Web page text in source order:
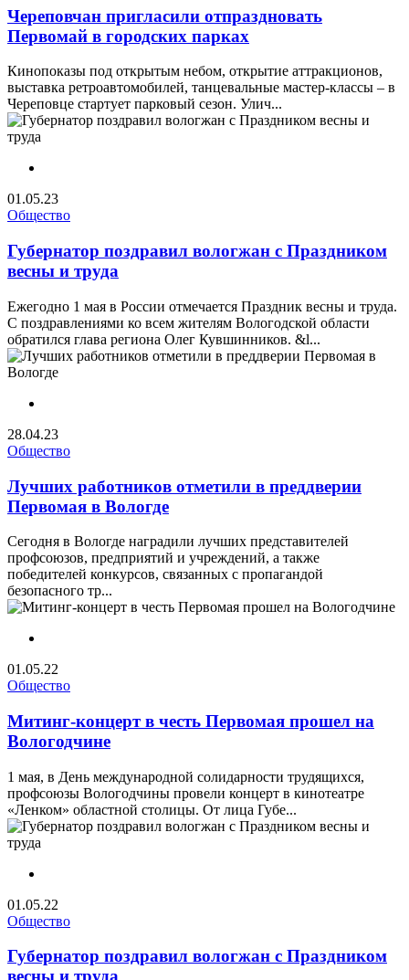
Череповчан пригласили отпраздновать
Первомай в городских парках
Кинопоказы под открытым небом, открытие аттракционов,
выставка ретроавтомобилей, танцевальные мастер-классы – в
Череповце стартует парковый сезон. Улич...
01.05.23
Общество
Губернатор поздравил вологжан с Праздником
весны и труда
Ежегодно 1 мая в России отмечается Праздник весны и труда.
С поздравлениями ко всем жителям Вологодской области
обратился глава региона Олег Кувшинников. &l...
28.04.23
Общество
Лучших работников отметили в преддверии
Первомая в Вологде
Сегодня в Вологде наградили лучших представителей
профсоюзов, предприятий и учреждений, а также
победителей конкурсов, связанных с пропагандой
безопасного тр...
01.05.22
Общество
Митинг-концерт в честь Первомая прошел на
Вологодчине
1 мая, в День международной солидарности трудящихся,
профсоюзы Вологодчины провели концерт в кинотеатре
«Ленком» областной столицы. От лица Губе...
01.05.22
Общество
Губернатор поздравил вологжан с Праздником